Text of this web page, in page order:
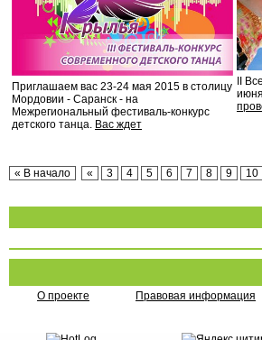
Приглашаем вас 23-24 мая 2015 в столицу
Мордовии - Саранск - на
Межрегиональный фестиваль-конкурс
детского танца. Вас ждет
II
« В начало « 3 4 5 6 7 8 9 10
О проекте Правовая информация